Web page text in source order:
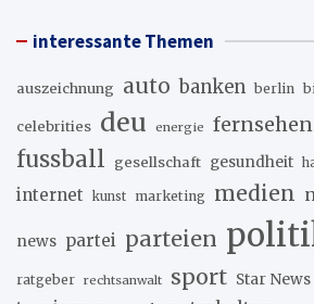
interessante Themen
auszeichnung auto banken berlin
celebrities deu energie fernsehen
fussball gesellschaft gesundheit
internet kunst marketing medien
news partei parteien
ratgeber rechtsanwalt sport Star News